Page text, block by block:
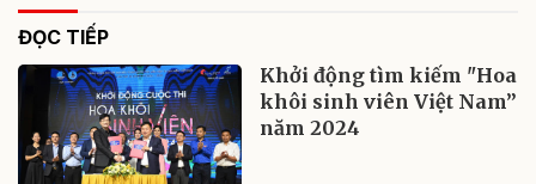
ĐỌC TIẾP
Khởi động tìm kiếm "Hoa
khôi sinh viên Việt Nam”
năm 2024